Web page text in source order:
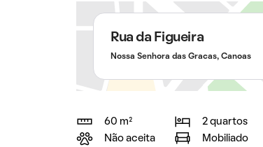
Rua da Figueira
Nossa Senhora das Gracas, Canoas
60 m² 2 quartos
Não aceita
Mobiliado